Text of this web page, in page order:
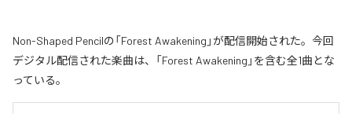
Non-Shaped Pencilの「Forest Awakening」が配信開始された。今回
デジタル配信された楽曲は、「Forest Awakening」を含む全1曲とな
っている。